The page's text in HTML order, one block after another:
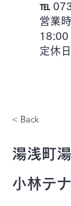
℡
営業
18:00
定休
< Back
湯浅町
小林テ